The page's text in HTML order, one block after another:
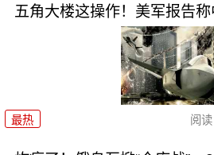
五角大楼这操作！美军报告称
最热 阅读